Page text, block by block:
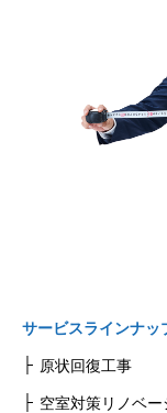
サービスラインナッ
原状回復工事
空室対策リノベー